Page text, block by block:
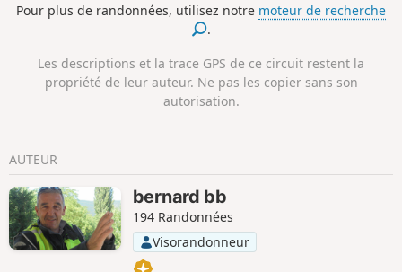
exceptionnelles sur Bonifacio.
Pour plus de randonnées, utilisez notre moteur de recherche
.
Les descriptions et la trace GPS de ce circuit restent la
propriété de leur auteur. Ne pas les copier sans son
autorisation.
AUTEUR
bernard bb
194 Randonnées
Visorandonneur